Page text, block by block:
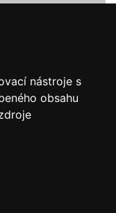
nástroje s
obsahu
nástroje s
obsahu